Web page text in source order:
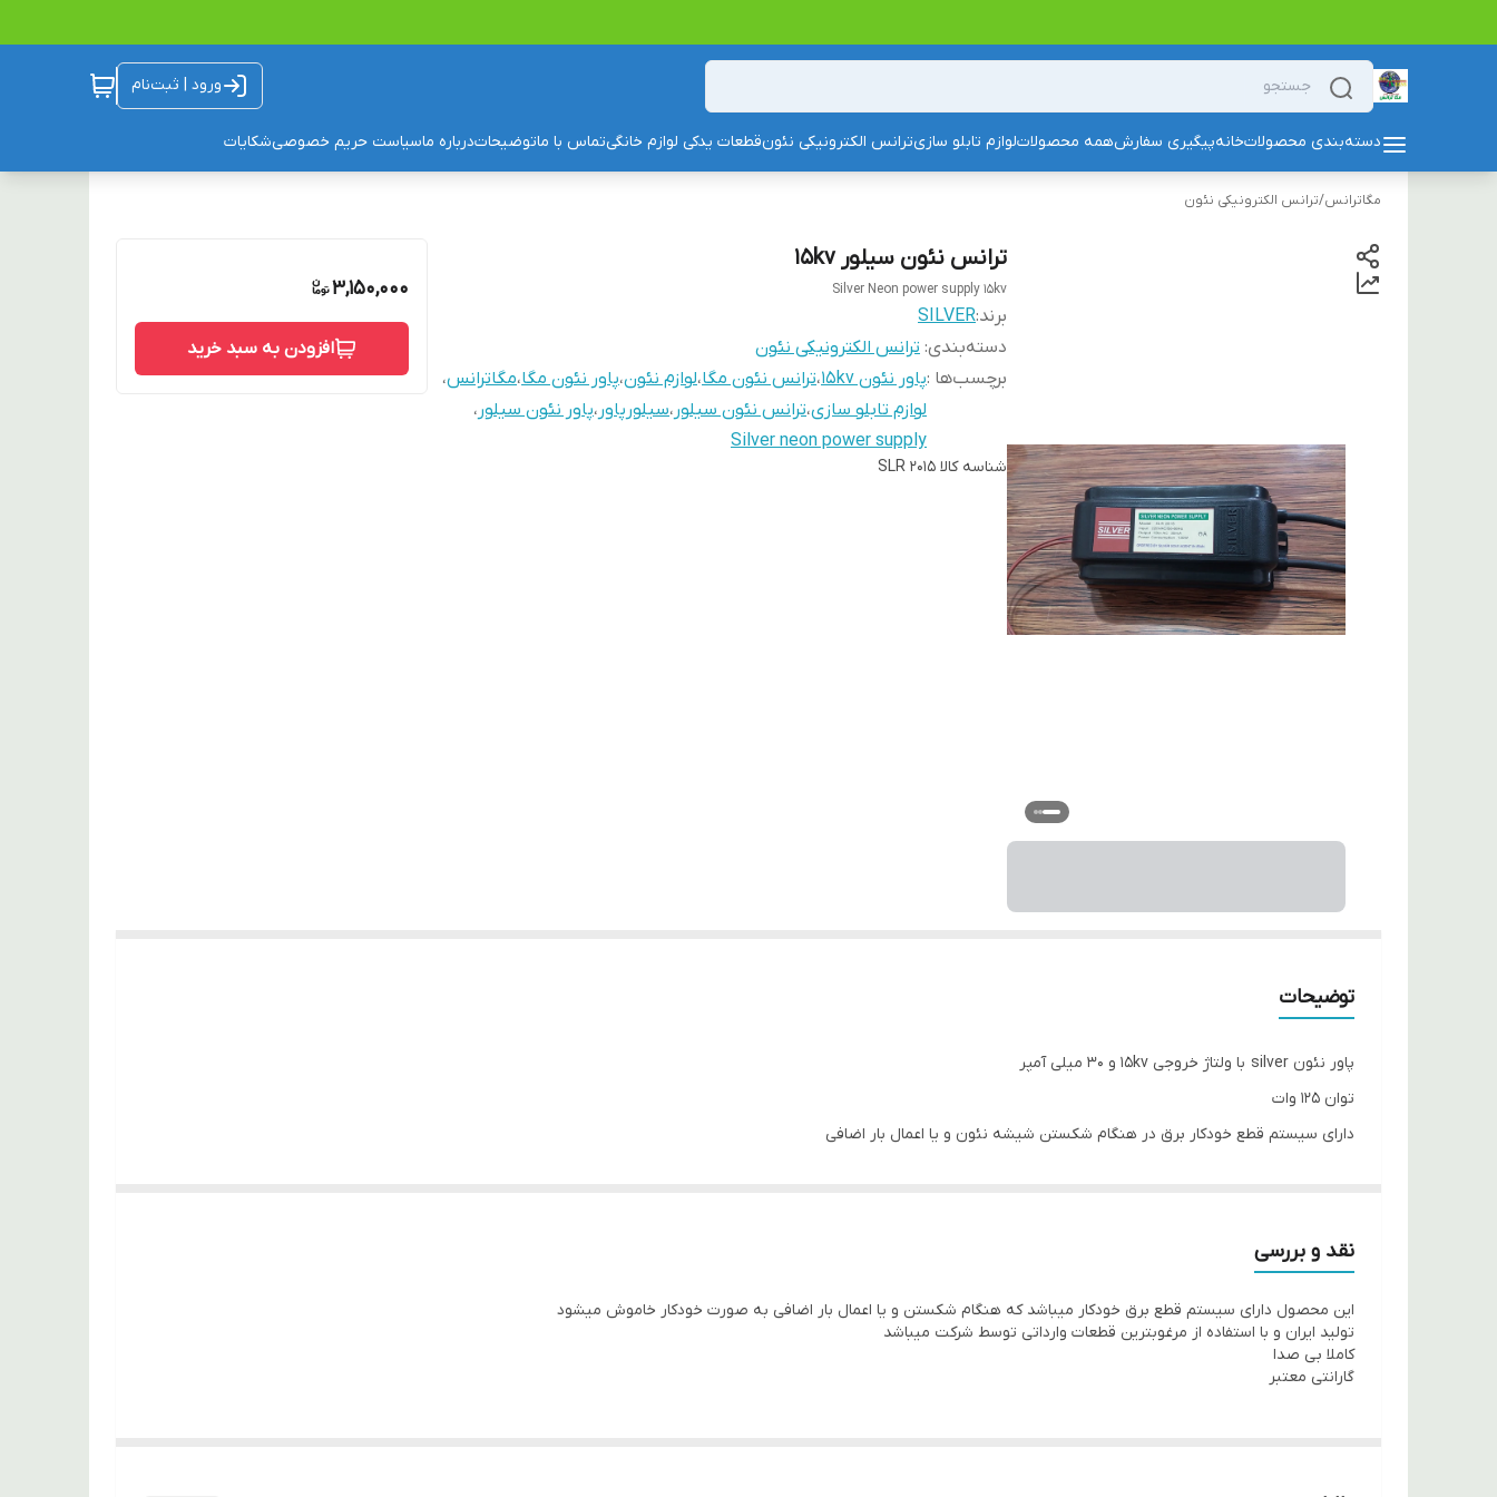
ورود | ثبت‌نام
دسته‌بندی محصولاتخانهپیگیری سفارشهمه محصولاتلوازم تابلو سازیترانس الکترونیکی نئونقطعات یدکی لوازم خانگیتماس با ماتوضیحاتدرباره ماسیاست حریم خصوصیشکایات
مگاترانس/ترانس الکترونیکی نئون
ترانس نئون سیلور 15kv
Silver Neon power supply 15kv
برند:SILVER
دسته‌بندی: ترانس الکترونیکی نئون
برچسب‌ها :پاور نئون 15kv ،ترانس نئون مگا،لوازم نئون،پاور نئون مگا،مگاترانس،
لوازم تابلو سازی،ترانس نئون سیلور ،سیلورپاور ،پاور نئون سیلور ،
Silver neon power supply
شناسه کالا SLR 2015
3,150,000
افزودن به سبد خرید
توضیحات
پاور نئون silver با ولتاژ خروجی 15kv و ۳۰ میلی آمپر
توان ۱۲۵ وات
دارای سیستم قطع خودکار برق در هنگام شکستن شیشه نئون و یا اعمال بار اضافی
عمده و خرده
نقد و بررسی
این محصول دارای سیستم قطع برق خودکار میباشد که هنگام شکستن و یا اعمال بار اضافی به صورت خودکار خاموش میشود
تولید ایران و با استفاده از مرغوبترین قطعات وارداتی توسط شرکت میباشد
کاملا بی صدا
گارانتی معتبر